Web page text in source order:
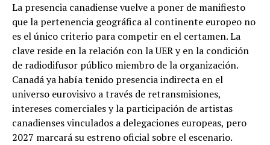
La presencia canadiense vuelve a poner de manifiesto
que la pertenencia geográfica al continente europeo no
es el único criterio para competir en el certamen. La
clave reside en la relación con la UER y en la condición
de radiodifusor público miembro de la organización.
Canadá ya había tenido presencia indirecta en el
universo eurovisivo a través de retransmisiones,
intereses comerciales y la participación de artistas
canadienses vinculados a delegaciones europeas, pero
2027 marcará su estreno oficial sobre el escenario.